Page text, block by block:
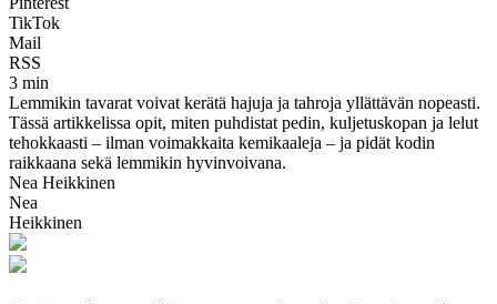
TikTok
Mail
RSS
3 min
Lemmikin tavarat voivat kerätä hajuja ja tahroja yllättävän nopeasti.
Tässä artikkelissa opit, miten puhdistat pedin, kuljetuskopan ja lelut
tehokkaasti – ilman voimakkaita kemikaaleja – ja pidät kodin
raikkaana sekä lemmikin hyvinvoivana.
Nea Heikkinen
Nea
Heikkinen